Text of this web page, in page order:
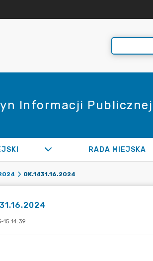
Informacji Publicznej
RADA MIEJSKA
OK.1431.16.2024
14:39